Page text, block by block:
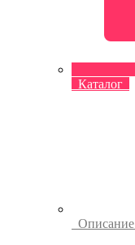
Каталог
Описание